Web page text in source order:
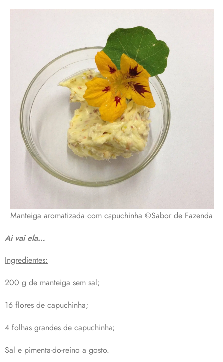
Manteiga aromatizada com capuchinha ©Sabor de Fazenda
Ai vai ela…
Ingredientes:
200 g de manteiga sem sal;
16 flores de capuchinha;
4 folhas grandes de capuchinha;
Sal e pimenta-do-reino a gosto.